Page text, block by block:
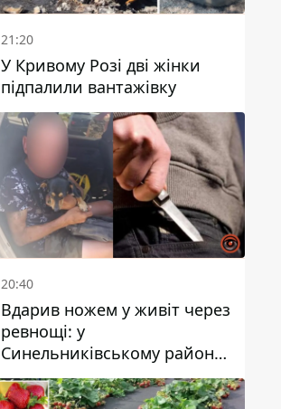
21:20
У Кривому Розі дві жінки
підпалили вантажівку
20:40
Вдарив ножем у живіт через
ревнощі: у
Синельниківському районі
затримали 49-річного
чоловіка за вбивство